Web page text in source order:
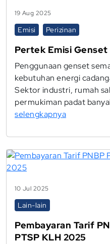
19 Aug 2025
Emisi Perizinan
Pertek Emisi Genset
Penggunaan genset
kebutuhan energi
Sektor industri, rumah
permukiman padat
selengkapnya
10 Jul 2025
Lain-lain
Pembayaran Tarif
PTSP KLH 2025